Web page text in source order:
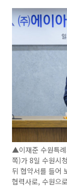
▲이재준 수원특
쪽)가 8일 수원시
뒤 협약서를 들어
협력사로, 수원으